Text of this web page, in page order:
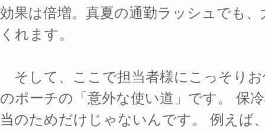
効果は倍増。真夏の通勤ラッシュでも
くれます。
そして、ここで担当者様にこっそり
のポーチの「意外な使い道」です。 保
当のためだけじゃないんです。 例えば